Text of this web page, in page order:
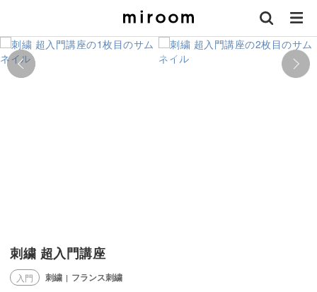
刺繍 超入門講座
入門 刺繍 | フランス刺繍